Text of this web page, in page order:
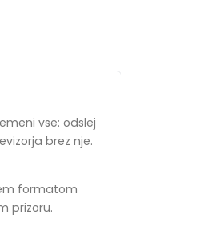
vse: odslej
brez nje.
formatom
prizoru.